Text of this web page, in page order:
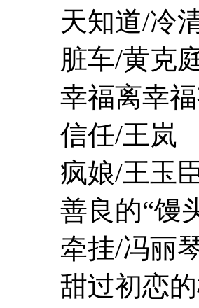
天知道/冷
脏车/黄克
幸福离幸福
信任/王岚
疯娘/王玉
善良的“馒
牵挂/冯丽
甜过初恋的